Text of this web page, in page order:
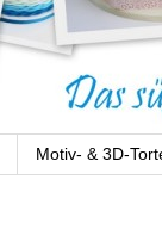
Motiv- & 3D-